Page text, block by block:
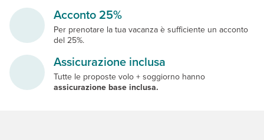
Acconto 25%
Per prenotare la tua vacanza è sufficiente un acconto
del 25%.
Assicurazione inclusa
Tutte le proposte volo + soggiorno hanno
assicurazione base inclusa.